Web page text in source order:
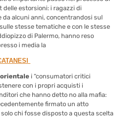
delle estorsioni: i ragazzi di
da alcuni anni, concentrandosi sul
stesse tematiche e con le stesse
di Palermo, hanno reso
i media la
i “consumatori critici
con i propri acquisti i
che hanno detto no alla mafia:
firmato un atto
chi fosse disposto a questa scelta